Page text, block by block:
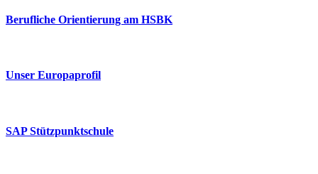
Berufliche Orientierung am HSBK
Unser Europaprofil
SAP Stützpunktschule